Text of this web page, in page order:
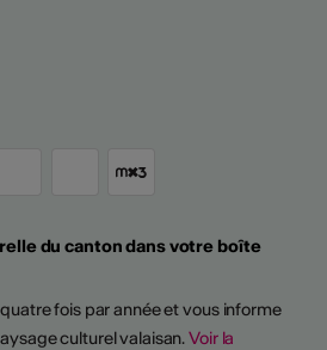
du canton dans votre boîte
fois par année et vous informe
culturel valaisan.Voir la